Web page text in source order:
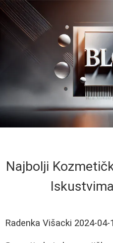
Najbolji
Radenka Višacki 2024-04-